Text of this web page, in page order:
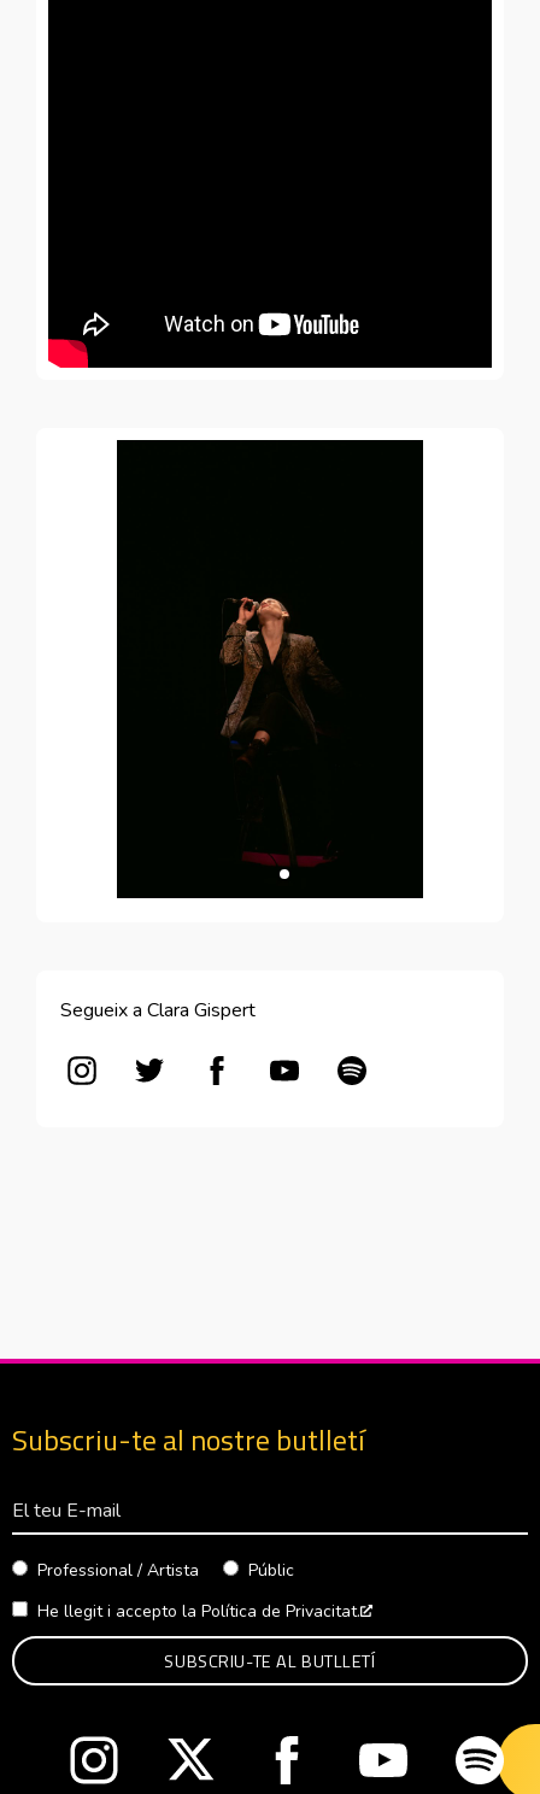
Segueix a Clara Gispert
Abre en nueva ventana
Abre en nueva ventana
Abre en nueva ventana
Abre en nueva ventana
Abre en nueva
Subscriu-te al nostre butlletí
Correu Electrònico
Professional / Artista
Públic
He llegit i accepto la Política de Privacitat.
Abre en nueva ventanaAbre en nueva ventanaAbre en nueva ventana
Abre en nueva